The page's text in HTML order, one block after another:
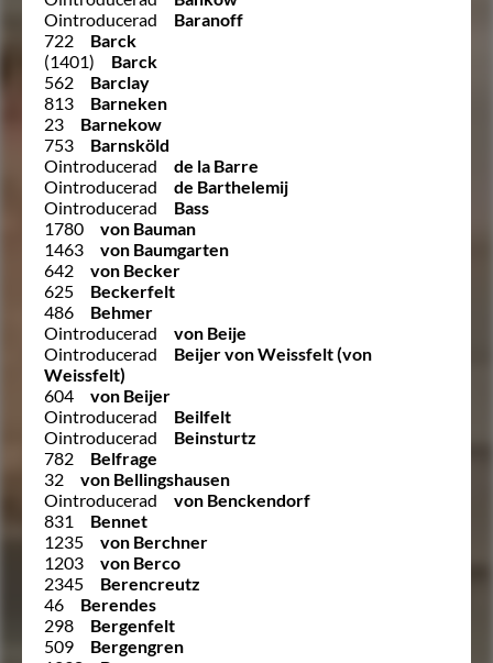
Ointroducerad
Baranoff
722
Barck
(1401)
Barck
562
Barclay
813
Barneken
23
Barnekow
753
Barnsköld
Ointroducerad
de la Barre
Ointroducerad
de Barthelemij
Ointroducerad
Bass
1780
von Bauman
1463
von Baumgarten
642
von Becker
625
Beckerfelt
486
Behmer
Ointroducerad
von Beije
Ointroducerad
Beijer von Weissfelt (von
Weissfelt)
604
von Beijer
Ointroducerad
Beilfelt
Ointroducerad
Beinsturtz
782
Belfrage
32
von Bellingshausen
Ointroducerad
von Benckendorf
831
Bennet
1235
von Berchner
1203
von Berco
2345
Berencreutz
46
Berendes
298
Bergenfelt
509
Bergengren